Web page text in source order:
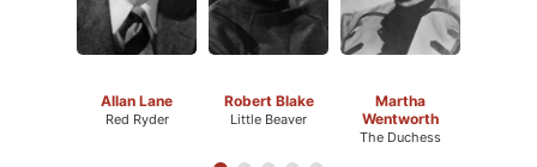
Allan Lane
Red Ryder
Robert Blake
Little Beaver
Martha
Wentworth
The Duchess